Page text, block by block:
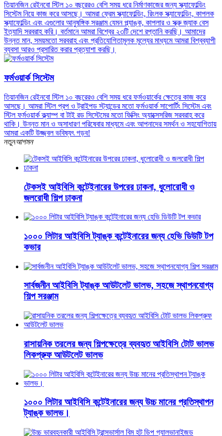
তিয়ানজিন রেইনবো স্টিল ১০ বছরেরও বেশি সময় ধরে নির্মাণকাজের জন্য স্ক্যাফোল্ডিং
সিস্টেম নিয়ে কাজ করে আসছে। আমরা ফ্রেম স্ক্যাফোল্ডিং, রিংলক স্ক্যাফোল্ডিং, কাপলক
স্ক্যাফোল্ডিং এবং এগুলোর আনুষঙ্গিক সরঞ্জাম যেমন প্ল্যাঙ্ক, কাপলার ও স্ক্রু জ্যাক বেস
ইত্যাদি সরবরাহ করি। বর্তমানে আমরা বিশ্বের ২৩টি দেশে রপ্তানি করছি। আমাদের
উন্নত মান, সময়মতো সরবরাহ এবং প্রতিযোগিতামূলক মূল্যের মাধ্যমে আমরা বিশ্বব্যাপী
ব্যবসা আরও প্রসারিত করার প্রত্যাশা করছি।
ফর্মওয়ার্ক সিস্টেম
তিয়ানজিন রেইনবো স্টিল ১০ বছরেরও বেশি সময় ধরে ফর্মওয়ার্কের ক্ষেত্রে কাজ করে
আসছে। আমরা স্টিল প্রপ ও ট্রাইপড স্ট্যান্ডের মতো ফর্মওয়ার্ক সাপোর্টিং সিস্টেম এবং
স্টিল ফর্মওয়ার্ক ক্ল্যাম্প বা টাই রড সিস্টেমের মতো ফিক্সিং অ্যাক্সেসরিজ সরবরাহ করে
থাকি। উন্নত মান ও অসাধারণ পরিষেবার মাধ্যমে এবং আপনাদের সমর্থন ও সহযোগিতায়
আমরা একটি উজ্জ্বল ভবিষ্যৎ গড়ব!
নতুনআগমন
টেকসই আইবিসি কন্টেইনারের উপরের ঢাকনা, ধুলোরোধী ও
জলরোধী শিল্প ঢাকনা
১০০০ লিটার আইবিসি ট্যাঙ্ক কন্টেইনারের জন্য হেভি ডিউটি ​​টপ
কভার
সার্বজনীন আইবিসি ট্যাঙ্ক আউটলেট ভালভ, সহজে স্থাপনযোগ্য
শিল্প সরঞ্জাম
রাসায়নিক তরলের জন্য শিল্পক্ষেত্রে ব্যবহৃত আইবিসি টোট ভালভ
লিকপ্রুফ আউটলেট ভালভ
১০০০ লিটার আইবিসি কন্টেইনারের জন্য উচ্চ মানের প্রতিস্থাপন
ট্যাঙ্ক ভালভ।